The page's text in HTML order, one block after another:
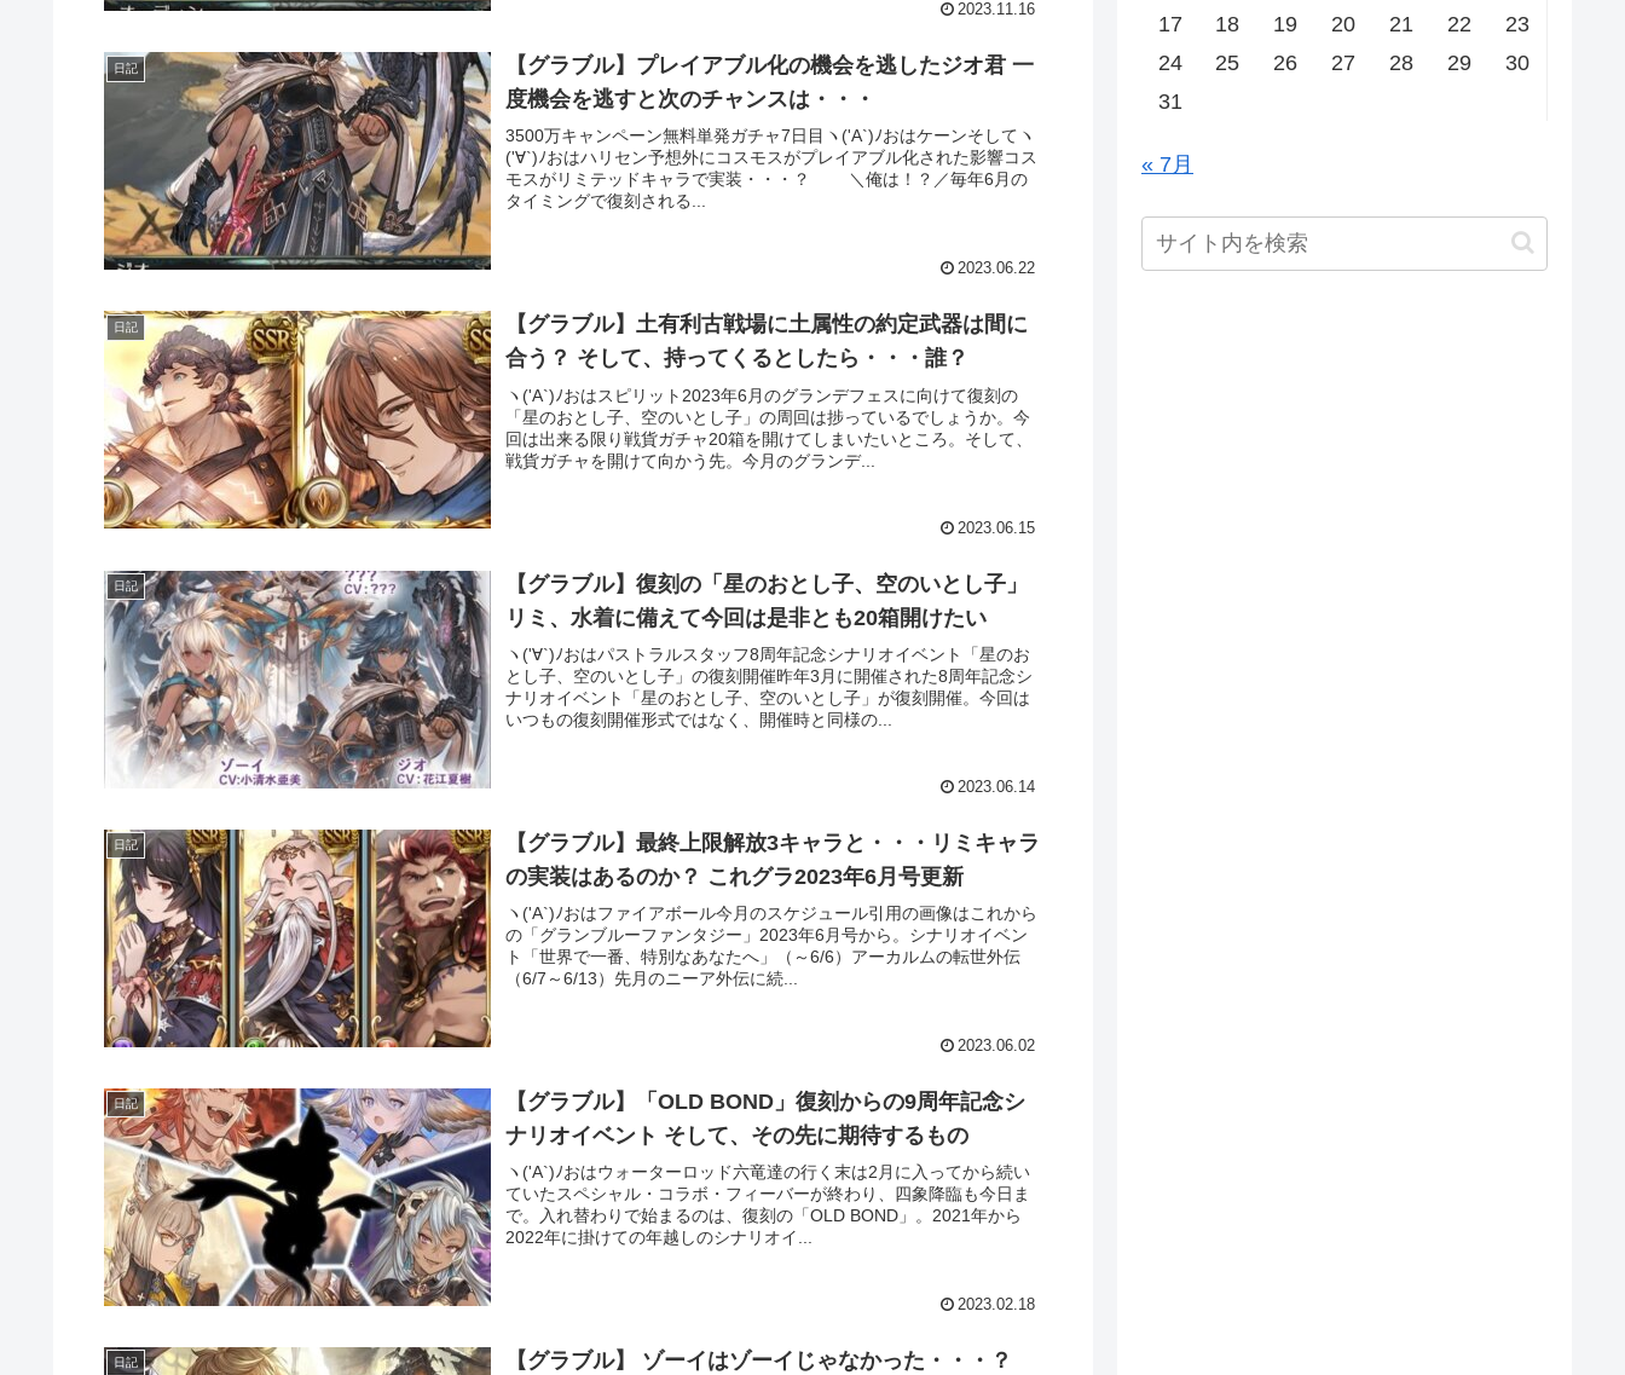
2023.11.16
日記
【グラブル】プレイアブル化の機会を逃したジオ君 一
度機会を逃すと次のチャンスは・・・
3500万キャンペーン無料単発ガチャ7日目ヽ('A`)ﾉおはケーンそしてヽ
('∀`)ﾉおはハリセン予想外にコスモスがプレイアブル化された影響コス
モスがリミテッドキャラで実装・・・？ ＼俺は！？／毎年6月の
タイミングで復刻される...
2023.06.22
日記
【グラブル】土有利古戦場に土属性の約定武器は間に
合う？ そして、持ってくるとしたら・・・誰？
ヽ('A`)ﾉおはスピリット2023年6月のグランデフェスに向けて復刻の
「星のおとし子、空のいとし子」の周回は捗っているでしょうか。今
回は出来る限り戦貨ガチャ20箱を開けてしまいたいところ。そして、
戦貨ガチャを開けて向かう先。今月のグランデ...
2023.06.15
日記
【グラブル】復刻の「星のおとし子、空のいとし子」
リミ、水着に備えて今回は是非とも20箱開けたい
ヽ('∀`)ﾉおはパストラルスタッフ8周年記念シナリオイベント「星のお
とし子、空のいとし子」の復刻開催昨年3月に開催された8周年記念シ
ナリオイベント「星のおとし子、空のいとし子」が復刻開催。今回は
いつもの復刻開催形式ではなく、開催時と同様の...
2023.06.14
日記
【グラブル】最終上限解放3キャラと・・・リミキャラ
の実装はあるのか？ これグラ2023年6月号更新
ヽ('A`)ﾉおはファイアボール今月のスケジュール引用の画像はこれから
の「グランブルーファンタジー」2023年6月号から。シナリオイベン
ト「世界で一番、特別なあなたへ」（～6/6）アーカルムの転世外伝
（6/7～6/13）先月のニーア外伝に続...
2023.06.02
日記
【グラブル】「OLD BOND」復刻からの9周年記念シ
ナリオイベント そして、その先に期待するもの
ヽ('A`)ﾉおはウォーターロッド六竜達の行く末は2月に入ってから続い
ていたスペシャル・コラボ・フィーバーが終わり、四象降臨も今日ま
で。入れ替わりで始まるのは、復刻の「OLD BOND」。2021年から
2022年に掛けての年越しのシナリオイ...
2023.02.18
日記
【グラブル】 ゾーイはゾーイじゃなかった・・・？
17
18 19 20 21 22
23
24
25 26 27 28 29
30
31
« 7月